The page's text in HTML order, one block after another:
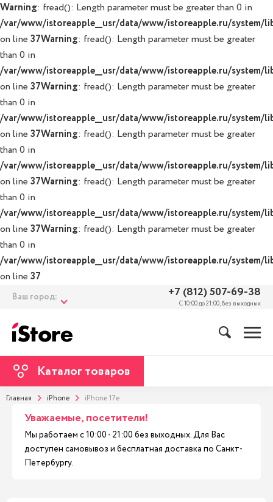
Warning: fread(): Length parameter must be greater than 0 in
/var/www/istoreapple__usr/data/www/istoreapple.ru/system/
on line 37Warning: fread(): Length parameter must be greater
than 0 in
/var/www/istoreapple__usr/data/www/istoreapple.ru/system/
on line 37Warning: fread(): Length parameter must be greater
than 0 in
/var/www/istoreapple__usr/data/www/istoreapple.ru/system/
on line 37Warning: fread(): Length parameter must be greater
than 0 in
/var/www/istoreapple__usr/data/www/istoreapple.ru/system/
on line 37Warning: fread(): Length parameter must be greater
than 0 in
/var/www/istoreapple__usr/data/www/istoreapple.ru/system/
on line 37Warning: fread(): Length parameter must be greater
than 0 in
/var/www/istoreapple__usr/data/www/istoreapple.ru/system/
on line 37
Ваш город: +7 (812) 507-69-38
С 10:00 до 21:00, без выходных
Каталог товаров
Главная iPhone iPhone 17e
Уважаемые, посетители!
Мы работаем с 10:00 - 21:00 без выходных. Для Вас
доступен самовывоз и бесплатная доставка по Санкт-
Петербургу.